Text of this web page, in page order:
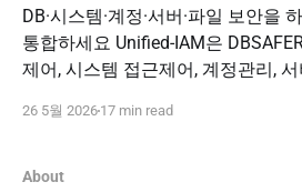
DB·시스템·계정·서버·파일 보안을
통합하세요 Unified-IAM은 DBSAFER를 중심으로 DB 접근
제어, 시스템 접근제어, 계정관리,
근 경로와 계정 권한을 하나의 보안
기 PNPSECURE · Unified-IAM
26 5월 2026 17 min read
About